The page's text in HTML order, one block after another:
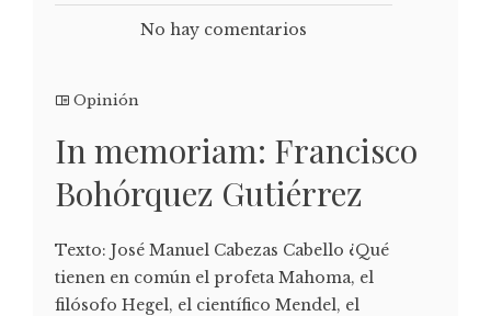
No hay comentarios
Opinión
In memoriam: Francisco
Bohórquez Gutiérrez
Texto: José Manuel Cabezas Cabello ¿Qué
tienen en común el profeta Mahoma, el
filósofo Hegel, el científico Mendel, el